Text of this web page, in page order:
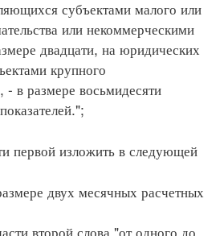
субъектами малого или
или некоммерческими
двадцати, на юридических
крупного
- в размере восьмидесяти
первой изложить в следующей
двух месячных расчетных
второй слова "от одного до